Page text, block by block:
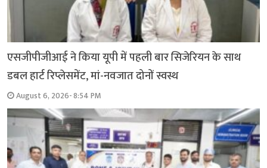
एसजीपीजीआई ने किया यूपी में पहली बार सिजेरियन के साथ
डबल हार्ट रिप्लेसमेंट, मां-नवजात दोनों स्वस्थ
August 6, 2026- 8:54 PM